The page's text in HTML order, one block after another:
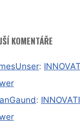
KOMENTÁŘE
:
: